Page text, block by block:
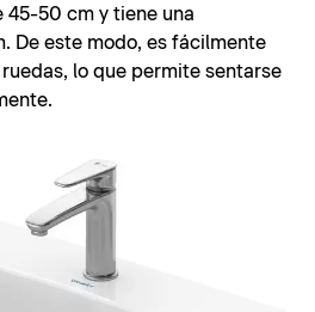
45-50 cm y tiene una
De este modo, es fácilmente
lo que permite sentarse